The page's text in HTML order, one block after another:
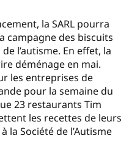
la SARL pourra
campagne des biscuits
l’autisme. En effet, la
déménage en mai.
les entreprises de
pour la semaine du
23 restaurants Tim
les recettes de leurs
la Société de l’Autisme